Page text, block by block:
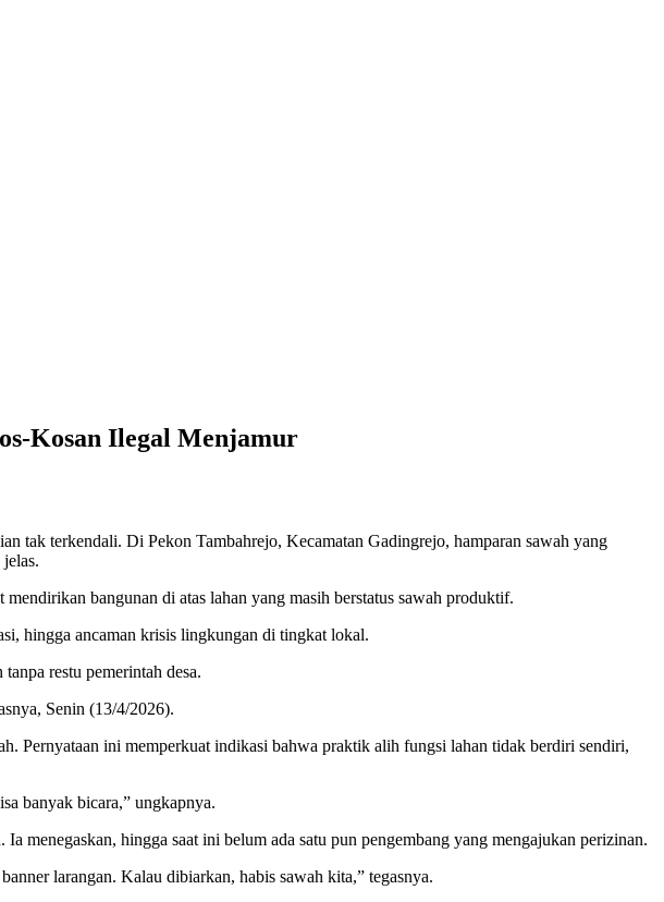
Kosan Ilegal Menjamur
tak terkendali. Di Pekon Tambahrejo, Kecamatan Gadingrejo, hamparan sawah yang
bangunan di atas lahan yang masih berstatus sawah produktif.
hingga ancaman krisis lingkungan di tingkat lokal.
restu pemerintah desa.
Senin (13/4/2026).
Pernyataan ini memperkuat indikasi bahwa praktik alih fungsi lahan tidak berdiri sendiri,
banyak bicara,” ungkapnya.
menegaskan, hingga saat ini belum ada satu pun pengembang yang mengajukan perizinan.
larangan. Kalau dibiarkan, habis sawah kita,” tegasnya.